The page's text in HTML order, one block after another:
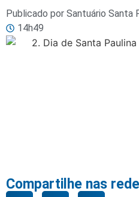
Publicado por Santuário Santa
14h49
Compartilhe nas